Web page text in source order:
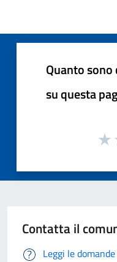
Quanto
su questa
Contatta il
Leggi le